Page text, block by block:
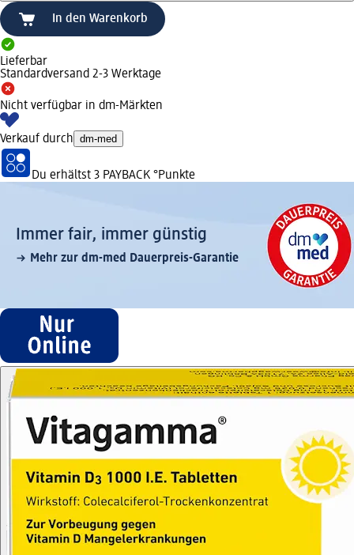
In den Warenkorb
Lieferbar
Standardversand 2-3 Werktage
Nicht verfügbar in dm-Märkten
Verkauf durch dm-med
Du erhältst 3 PAYBACK °Punkte
Immer fair,­ immer günstig
Mehr zur dm-med Dauerpreis-Garantie